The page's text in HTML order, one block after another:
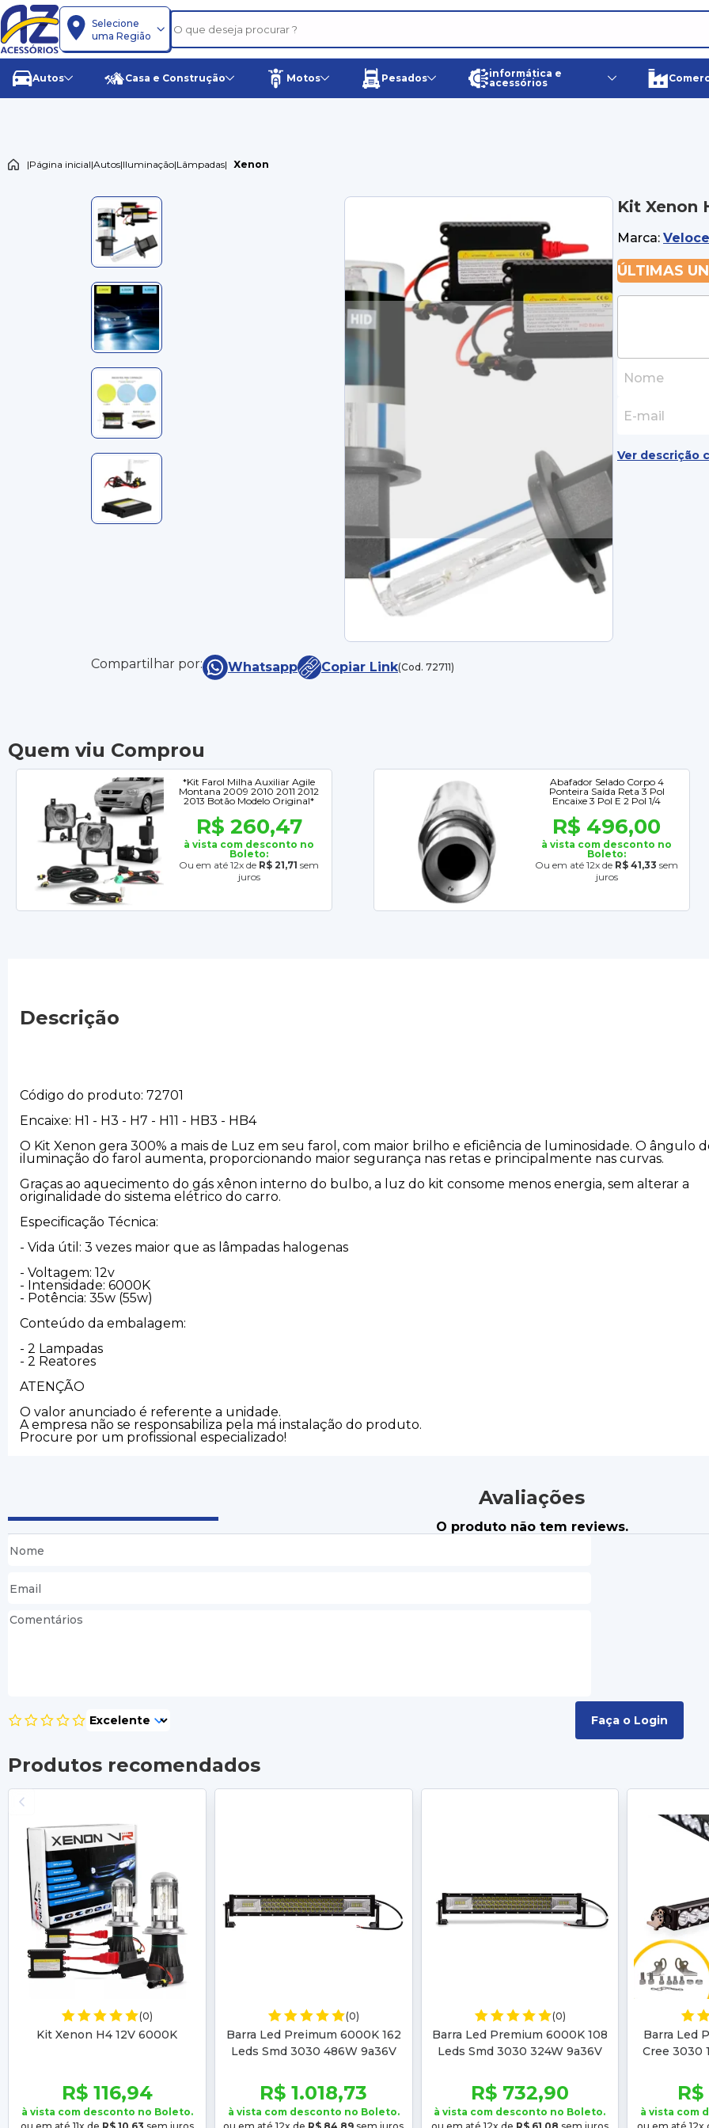
Selecione
uma Região
Autos Casa e Construção Motos Pesados
informática e
acessórios
|Página inicial|Autos|Iluminação|Lâmpadas| Xenon
Compartilhar por: Whatsapp Copiar Link(Cod. 72711)
Kit Xenon
Marca: Veloce
ÚLTIMAS
Ver descrição
Quem viu Comprou
*Kit Farol Milha Auxiliar Agile
Montana 2009 2010 2011 2012
2013 Botão Modelo Original*
R$ 260,47
à vista com desconto no
Boleto:
Ou em até 12x de R$ 21,71 sem
juros
Abafador Selado Corpo 4
Ponteira Saída Reta 3 Pol
Encaixe 3 Pol E 2 Pol 1/4
R$ 496,00
à vista com desconto no
Boleto:
Ou em até 12x de R$ 41,33 sem
juros
Descrição
Código do produto: 72701
Encaixe: H1 - H3 - H7 - H11 - HB3 - HB4
O Kit Xenon gera 300% a mais de Luz em seu farol, com maior brilho e eficiência de luminosidade. O ângulo
iluminação do farol aumenta, proporcionando maior segurança nas retas e principalmente nas curvas.
Graças ao aquecimento do gás xênon interno do bulbo, a luz do kit consome menos energia, sem alterar a
originalidade do sistema elétrico do carro.
Especificação Técnica:
- Vida útil: 3 vezes maior que as lâmpadas halogenas
- Voltagem: 12v
- Intensidade: 6000K
- Potência: 35w (55w)
Conteúdo da embalagem:
- 2 Lampadas
- 2 Reatores
ATENÇÃO
O valor anunciado é referente a unidade.
A empresa não se responsabiliza pela má instalação do produto.
Procure por um profissional especializado!
Avaliações
O produto não tem reviews.
Faça o Login
Produtos recomendados
(0)
Kit Xenon H4 12V 6000K
R$ 116,94
à vista com desconto no Boleto.
(0)
Barra Led Preimum 6000K 162
Leds Smd 3030 486W 9a36V
R$ 1.018,73
à vista com desconto no Boleto.
(0)
Barra Led Premium 6000K 108
Leds Smd 3030 324W 9a36V
R$ 732,90
à vista com desconto no Boleto.
Barra Led
Cree 3030
à vista com